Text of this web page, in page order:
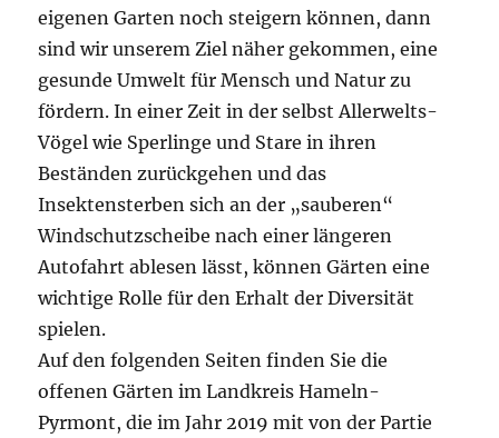
eigenen Garten noch steigern können, dann
sind wir unserem Ziel näher gekommen, eine
gesunde Umwelt für Mensch und Natur zu
fördern. In einer Zeit in der selbst Allerwelts-
Vögel wie Sperlinge und Stare in ihren
Beständen zurückgehen und das
Insektensterben sich an der „sauberen“
Windschutzscheibe nach einer längeren
Autofahrt ablesen lässt, können Gärten eine
wichtige Rolle für den Erhalt der Diversität
spielen.
Auf den folgenden Seiten finden Sie die
offenen Gärten im Landkreis Hameln-
Pyrmont, die im Jahr 2019 mit von der Partie